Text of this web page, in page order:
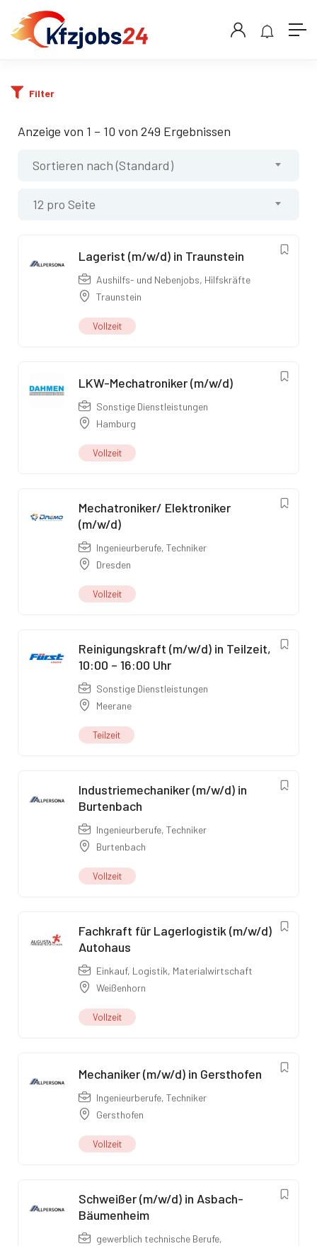
Filter
Anzeige von 1 – 10 von 249 Ergebnissen
Sortieren nach (Standard)
12 pro Seite
Lagerist (m/w/d) in Traunstein
Aushilfs- und Nebenjobs, Hilfskräfte
Traunstein
Vollzeit
LKW-Mechatroniker (m/w/d)
Sonstige Dienstleistungen
Hamburg
Vollzeit
Mechatroniker/ Elektroniker
(m/w/d)
Ingenieurberufe, Techniker
Dresden
Vollzeit
Reinigungskraft (m/w/d) in Teilzeit,
10:00 – 16:00 Uhr
Sonstige Dienstleistungen
Meerane
Teilzeit
Industriemechaniker (m/w/d) in
Burtenbach
Ingenieurberufe, Techniker
Burtenbach
Vollzeit
Fachkraft für Lagerlogistik (m/w/d)
Autohaus
Einkauf, Logistik, Materialwirtschaft
Weißenhorn
Vollzeit
Mechaniker (m/w/d) in Gersthofen
Ingenieurberufe, Techniker
Gersthofen
Vollzeit
Schweißer (m/w/d) in Asbach-
Bäumenheim
gewerblich technische Berufe,